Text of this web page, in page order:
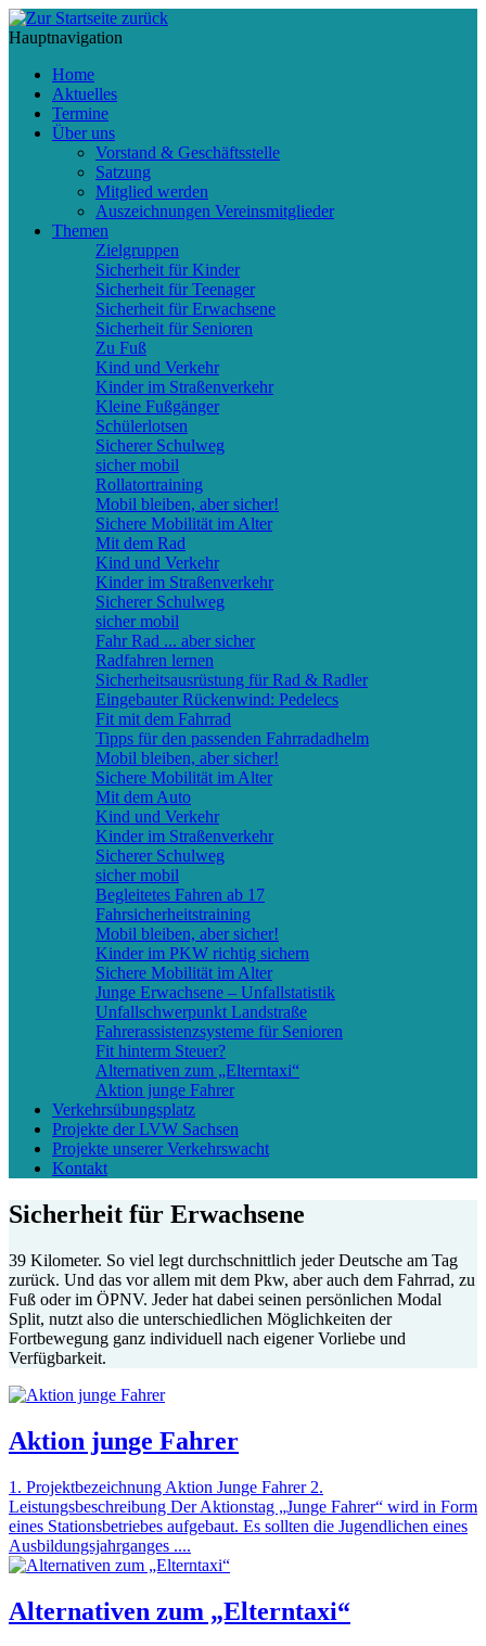
Hauptnavigation
Home
Aktuelles
Termine
Über uns
Vorstand & Geschäftsstelle
Satzung
Mitglied werden
Auszeichnungen Vereinsmitglieder
Themen
Zielgruppen
Sicherheit für Kinder
Sicherheit für Teenager
Sicherheit für Erwachsene
Sicherheit für Senioren
Zu Fuß
Kind und Verkehr
Kinder im Straßenverkehr
Kleine Fußgänger
Schülerlotsen
Sicherer Schulweg
sicher mobil
Rollatortraining
Mobil bleiben, aber sicher!
Sichere Mobilität im Alter
Mit dem Rad
Kind und Verkehr
Kinder im Straßenverkehr
Sicherer Schulweg
sicher mobil
Fahr Rad ... aber sicher
Radfahren lernen
Sicherheitsausrüstung für Rad & Radler
Eingebauter Rückenwind: Pedelecs
Fit mit dem Fahrrad
Tipps für den passenden Fahrradadhelm
Mobil bleiben, aber sicher!
Sichere Mobilität im Alter
Mit dem Auto
Kind und Verkehr
Kinder im Straßenverkehr
Sicherer Schulweg
sicher mobil
Begleitetes Fahren ab 17
Fahrsicherheitstraining
Mobil bleiben, aber sicher!
Kinder im PKW richtig sichern
Sichere Mobilität im Alter
Junge Erwachsene – Unfallstatistik
Unfallschwerpunkt Landstraße
Fahrerassistenzsysteme für Senioren
Fit hinterm Steuer?
Alternativen zum „Elterntaxi“
Aktion junge Fahrer
Verkehrsübungsplatz
Projekte der LVW Sachsen
Projekte unserer Verkehrswacht
Kontakt
Sicherheit für Erwachsene
39 Kilometer. So viel legt durchschnittlich jeder Deutsche am Tag
zurück. Und das vor allem mit dem Pkw, aber auch dem Fahrrad, zu
Fuß oder im ÖPNV. Jeder hat dabei seinen persönlichen Modal
Split, nutzt also die unterschiedlichen Möglichkeiten der
Fortbewegung ganz individuell nach eigener Vorliebe und
Verfügbarkeit.
Aktion junge Fahrer
1. Projektbezeichnung Aktion Junge Fahrer 2.
Leistungsbeschreibung Der Aktionstag „Junge Fahrer“ wird in Form
eines Stationsbetriebes aufgebaut. Es sollten die Jugendlichen eines
Ausbildungsjahrganges ....
Alternativen zum „Elterntaxi“